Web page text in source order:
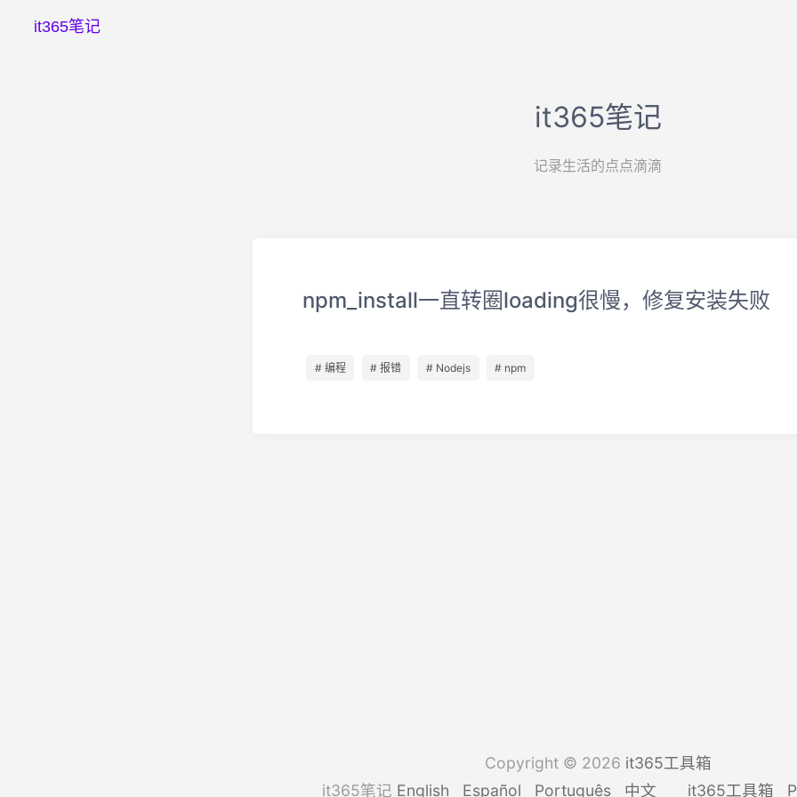
it365笔记
it365笔记
记录生活的点点滴滴
npm_install一直转圈loading很慢，修复安装失败
# 编程 # 报错 # Nodejs # npm
Copyright © 2026 it365工具箱
it365笔记 English Español Português 中文 it365工具箱